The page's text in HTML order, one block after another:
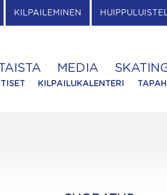
KILPAILEMINEN
MEDIA
KILPAILUKALENTERI